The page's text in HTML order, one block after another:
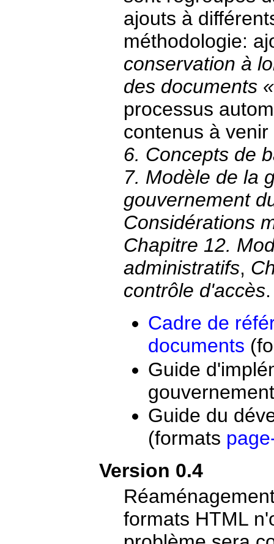
ajouts à
méthodologie:
conservation à
des documents
processus
contenus à
6. Concepts de
7. Modèle de la
gouvernement
Considérations
Chapitre 12.
administratifs,
contrôle d'accès.
Cadre de
documents
Guide
Guide du
(formats
Version 0.4
formats HTML